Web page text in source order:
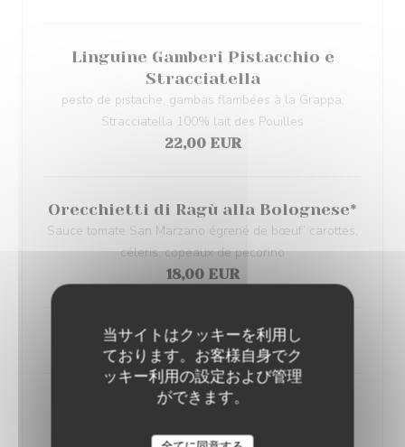
当サイトはクッキーを利用し
ております。お客様自身でク
ッキー利用の設定および管理
ができます。
Linguine Gamberi Pistacchio e
Stracciatella
pesto de pistache, gambas flambées à la Grappa;
Stracciatella 100% lait des Pouilles
22,00 EUR
Orecchietti di Ragù alla Bolognese*
Sauce tomate San Marzano égrené de bœuf’ carottes,
céleris, copeaux de pecorino
18,00 EUR
Risotto du moment